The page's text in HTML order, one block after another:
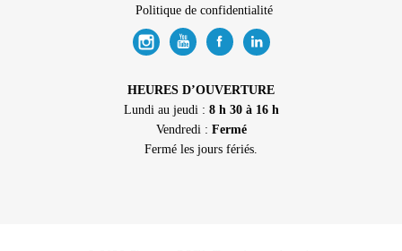
Politique de confidentialité
HEURES D’OUVERTURE
Lundi au jeudi : 8 h 30 à 16 h
Vendredi : Fermé
Fermé les jours fériés.